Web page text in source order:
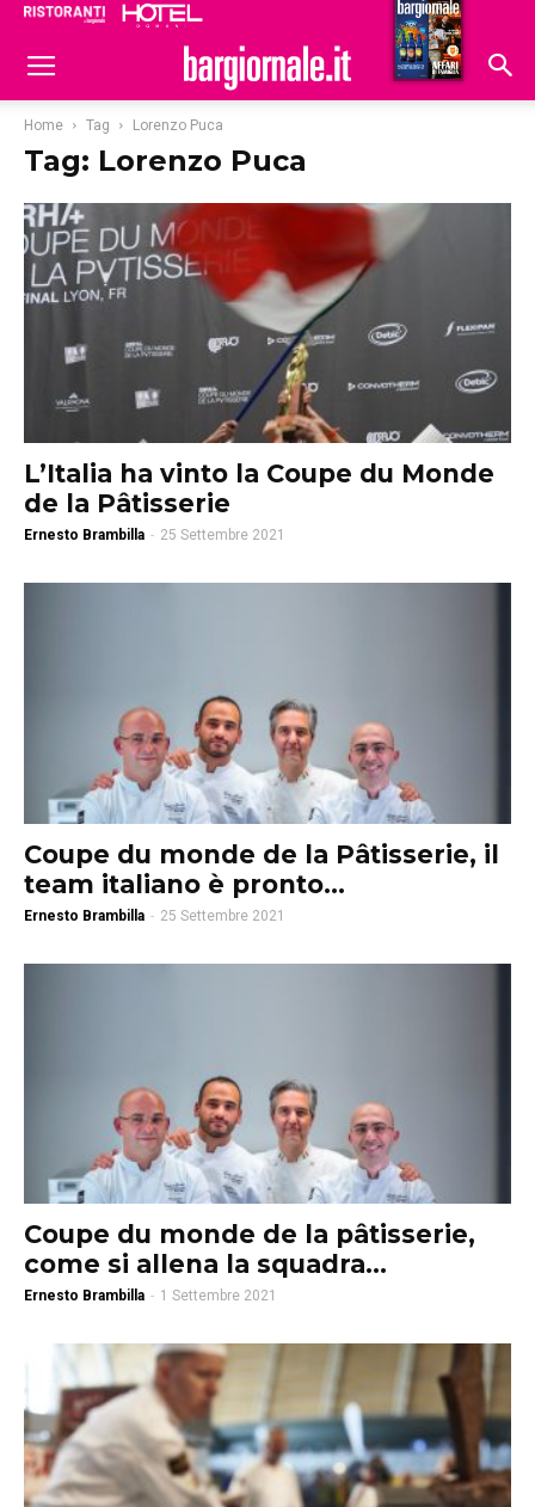
Hoteldomani
Home Tag Lorenzo Puca
Tag: Lorenzo Puca
L’Italia ha vinto la Coupe du Monde
de la Pâtisserie
Ernesto Brambilla - 25 Settembre 2021
Coupe du monde de la Pâtisserie, il
team italiano è pronto...
Ernesto Brambilla - 25 Settembre 2021
Coupe du monde de la pâtisserie,
come si allena la squadra...
Ernesto Brambilla - 1 Settembre 2021